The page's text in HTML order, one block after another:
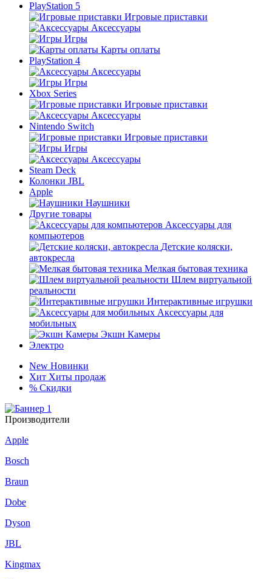
PlayStation 5
Игровые приставки
Аксессуары
Игры
Карты оплаты
PlayStation 4
Аксессуары
Игры
Xbox Series
Игровые приставки
Аксессуары
Nintendo Switch
Игровые приставки
Игры
Аксессуары
Steam Deck
Колонки JBL
Apple
Наушники
Другие товары
Аксессуары для
компьютеров
Детские коляски,
автокресла
Мелкая бытовая техника
Шлем виртуальной
реальности
Интерактивные игрушки
Аксессуары для
мобильных
Экшн Камеры
Электро
New Новинки
Хит Хиты продаж
% Скидки
Производители
Apple
Bosch
Braun
Dobe
Dyson
JBL
Kingmax